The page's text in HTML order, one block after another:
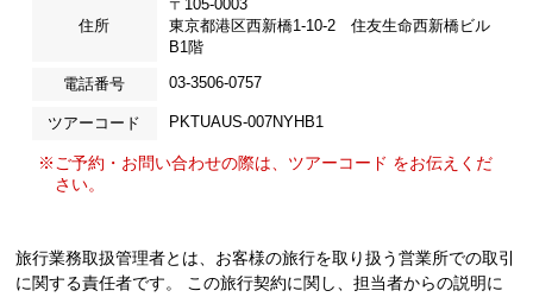
住所
〒105-0003
東京都港区西新橋1-10-2 住友生命西新橋ビル
B1階
電話番号 03-3506-0757
ツアーコード PKTUAUS-007NYHB1
※ご予約・お問い合わせの際は、ツアーコード をお伝えくだ
さい。
旅行業務取扱管理者とは、お客様の旅行を取り扱う営業所での取引
に関する責任者です。 この旅行契約に関し、担当者からの説明に